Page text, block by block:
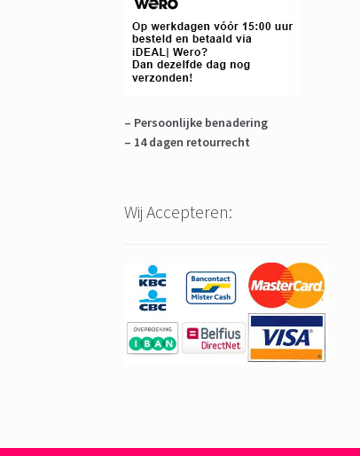
– Persoonlijke benadering
– 14 dagen retourrecht
Wij Accepteren: